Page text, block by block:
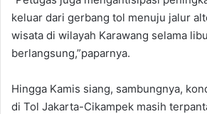
keluar dari gerbang tol menuju jalur
wisata di wilayah Karawang selama
berlangsung,”paparnya.
‎Hingga Kamis siang, sambungnya,
di Tol Jakarta-Cikampek masih